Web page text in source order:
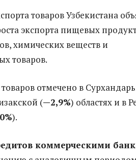
товаров Узбекистана
экспорта пищевых
химических веществ и
товаров.
отмечено в
(—2,9%) областях и в
).
коммерческими